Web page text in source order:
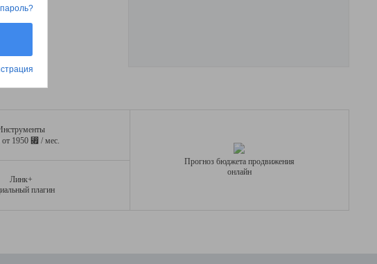
1950 ⃏ / мес.
Линк+
плагин
Прогноз бюджета продвижения
онлайн